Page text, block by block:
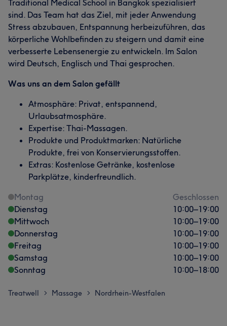
Traditional Medical School in Bangkok spezialisiert
sind. Das Team hat das Ziel, mit jeder Anwendung
Stress abzubauen, Entspannung herbeizuführen, das
körperliche Wohlbefinden zu steigern und damit eine
verbesserte Lebensenergie zu entwickeln. Im Salon
wird Deutsch, Englisch und Thai gesprochen.
Was uns an dem Salon gefällt
Atmosphäre: Privat, entspannend,
Urlaubsatmosphäre.
Expertise: Thai-Massagen.
Produkte und Produktmarken: Natürliche
Produkte, frei von Konservierungsstoffen.
Extras: Kostenlose Getränke, kostenlose
Parkplätze, kinderfreundlich.
Montag
Geschlossen
Dienstag
10:00–19:00
Mittwoch
10:00–19:00
Donnerstag
10:00–19:00
Freitag
10:00–19:00
Samstag
10:00–19:00
Sonntag
10:00–18:00
Treatwell > Massage > Nordrhein-Westfalen